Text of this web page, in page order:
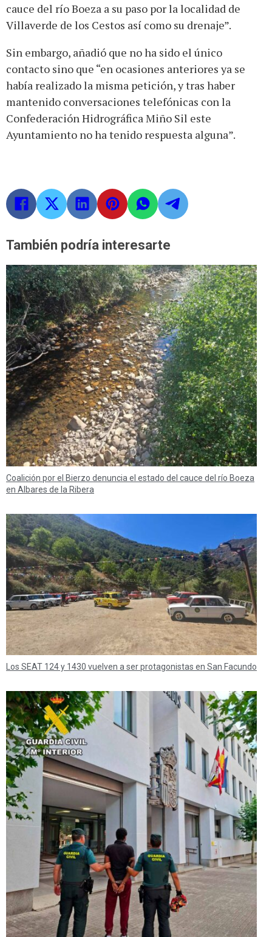
cauce del río Boeza a su paso por la localidad de
Villaverde de los Cestos así como su drenaje”.
Sin embargo, añadió que no ha sido el único
contacto sino que “en ocasiones anteriores ya se
había realizado la misma petición, y tras haber
mantenido conversaciones telefónicas con la
Confederación Hidrográfica Miño Sil este
Ayuntamiento no ha tenido respuesta alguna”.
También podría interesarte
Coalición por el Bierzo denuncia el estado del cauce del río Boeza
en Albares de la Ribera
Los SEAT 124 y 1430 vuelven a ser protagonistas en San Facundo